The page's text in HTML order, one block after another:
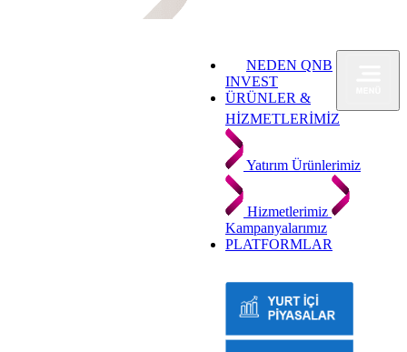
NEDEN QNB
INVEST
ÜRÜNLER &
HİZMETLERİMİZ
Yatırım Ürünlerimiz
Hizmetlerimiz
Kampanyalarımız
PLATFORMLAR